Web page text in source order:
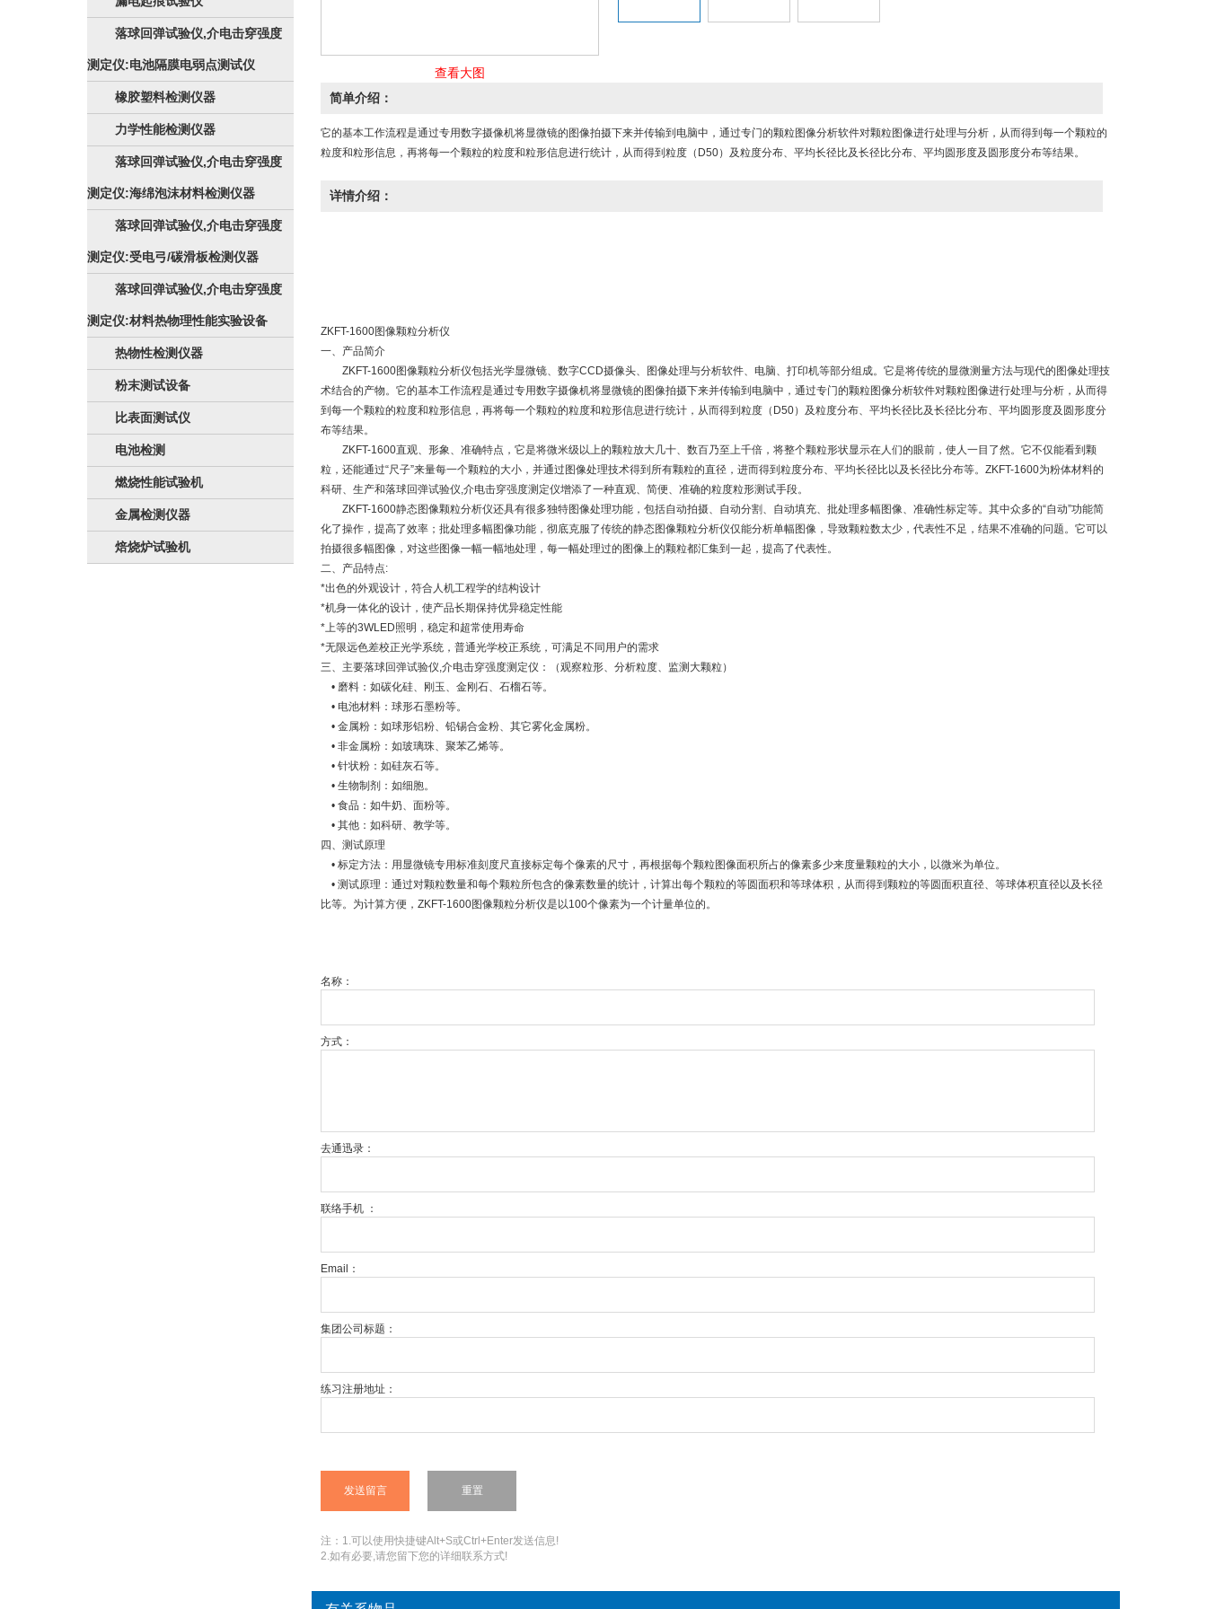
落球回弹试验仪,介电击穿强度
测定仪:电池隔膜电弱点测试仪
橡胶塑料检测仪器
力学性能检测仪器
落球回弹试验仪,介电击穿强度
测定仪:海绵泡沫材料检测仪器
落球回弹试验仪,介电击穿强度
测定仪:受电弓/碳滑板检测仪器
落球回弹试验仪,介电击穿强度
测定仪:材料热物理性能实验设备
热物性检测仪器
粉末测试设备
比表面测试仪
电池检测
燃烧性能试验机
金属检测仪器
焙烧炉试验机
查看大图
简单介绍：
它的基本工作流程是通过专用数字摄像机将显微镜的图像拍摄下来并传输到电脑中，通过专门的颗粒图像分析软件对颗粒图像进行处理与分析，从而得到每一个颗粒的
粒度和粒形信息，再将每一个颗粒的粒度和粒形信息进行统计，从而得到粒度（D50）及粒度分布、平均长径比及长径比分布、平均圆形度及圆形度分布等结果。
详情介绍：
ZKFT-1600图像颗粒分析仪
一、产品简介
ZKFT-1600图像颗粒分析仪包括光学显微镜、数字CCD摄像头、图像处理与分析软件、电脑、打印机等部分组成。它是将传统的显微测量方法与现代的图像处理技
术结合的产物。它的基本工作流程是通过专用数字摄像机将显微镜的图像拍摄下来并传输到电脑中，通过专门的颗粒图像分析软件对颗粒图像进行处理与分析，从而得
到每一个颗粒的粒度和粒形信息，再将每一个颗粒的粒度和粒形信息进行统计，从而得到粒度（D50）及粒度分布、平均长径比及长径比分布、平均圆形度及圆形度分
布等结果。
ZKFT-1600直观、形象、准确特点，它是将微米级以上的颗粒放大几十、数百乃至上千倍，将整个颗粒形状显示在人们的眼前，使人一目了然。它不仅能看到颗
粒，还能通过“尺子”来量每一个颗粒的大小，并通过图像处理技术得到所有颗粒的直径，进而得到粒度分布、平均长径比以及长径比分布等。ZKFT-1600为粉体材料的
科研、生产和落球回弹试验仪,介电击穿强度测定仪增添了一种直观、简便、准确的粒度粒形测试手段。
ZKFT-1600静态图像颗粒分析仪还具有很多独特图像处理功能，包括自动拍摄、自动分割、自动填充、批处理多幅图像、准确性标定等。其中众多的“自动”功能简
化了操作，提高了效率；批处理多幅图像功能，彻底克服了传统的静态图像颗粒分析仪仅能分析单幅图像，导致颗粒数太少，代表性不足，结果不准确的问题。它可以
拍摄很多幅图像，对这些图像一幅一幅地处理，每一幅处理过的图像上的颗粒都汇集到一起，提高了代表性。
二、产品特点:
*出色的外观设计，符合人机工程学的结构设计
*机身一体化的设计，使产品长期保持优异稳定性能
*上等的3WLED照明，稳定和超常使用寿命
*无限远色差校正光学系统，普通光学校正系统，可满足不同用户的需求
三、主要落球回弹试验仪,介电击穿强度测定仪：（观察粒形、分析粒度、监测大颗粒）
• 磨料：如碳化硅、刚玉、金刚石、石榴石等。
• 电池材料：球形石墨粉等。
• 金属粉：如球形铝粉、铅锡合金粉、其它雾化金属粉。
• 非金属粉：如玻璃珠、聚苯乙烯等。
• 针状粉：如硅灰石等。
• 生物制剂：如细胞。
• 食品：如牛奶、面粉等。
• 其他：如科研、教学等。
四、测试原理
• 标定方法：用显微镜专用标准刻度尺直接标定每个像素的尺寸，再根据每个颗粒图像面积所占的像素多少来度量颗粒的大小，以微米为单位。
• 测试原理：通过对颗粒数量和每个颗粒所包含的像素数量的统计，计算出每个颗粒的等圆面积和等球体积，从而得到颗粒的等圆面积直径、等球体积直径以及长径
比等。为计算方便，ZKFT-1600图像颗粒分析仪是以100个像素为一个计量单位的。
名称：
方式：
去通迅录：
联络手机 ：
Email：
集团公司标题：
练习注册地址：
注：1.可以使用快捷键Alt+S或Ctrl+Enter发送信息!
2.如有必要,请您留下您的详细联系方式!